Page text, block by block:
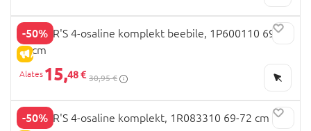
-50%
ALLAHINDLUS
CARTER'S 4-osaline komplekt beebile, 1P600110 69-
72cm
15,48 € 30,95 €
-50%
CARTER'S 4-osaline komplekt, 1R083310 69-72 cm